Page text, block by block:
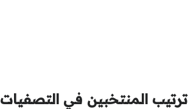
ترتيب المنتخبين في التصفيات